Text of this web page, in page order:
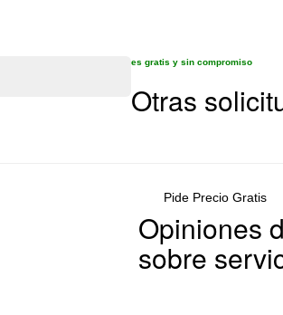
es gratis y sin compromiso
Otras
Pide Precio Gratis
Opiniones
sobre